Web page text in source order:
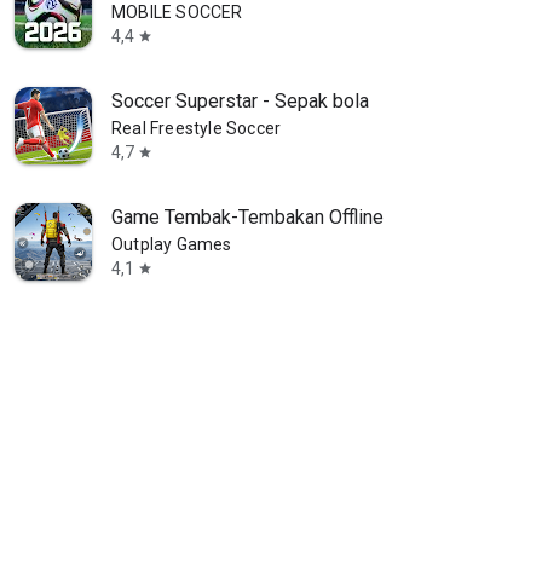
MOBILE SOCCER
4,4 star
Soccer Superstar - Sepak bola
Real Freestyle Soccer
4,7 star
Game Tembak-Tembakan Offline
Outplay Games
4,1
star